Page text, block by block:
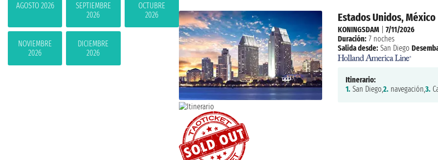
AGOSTO 2026
SEPTIEMBRE
2026
OCTUBRE
2026
NOVIEMBRE
2026
DICIEMBRE
2026
Estados Unidos, México
KONINGSDAM| 7/11/2026
Duración: 7 noches
Salida desde: San Diego
Itinerario:
1. San Diego,2. navegación,3.